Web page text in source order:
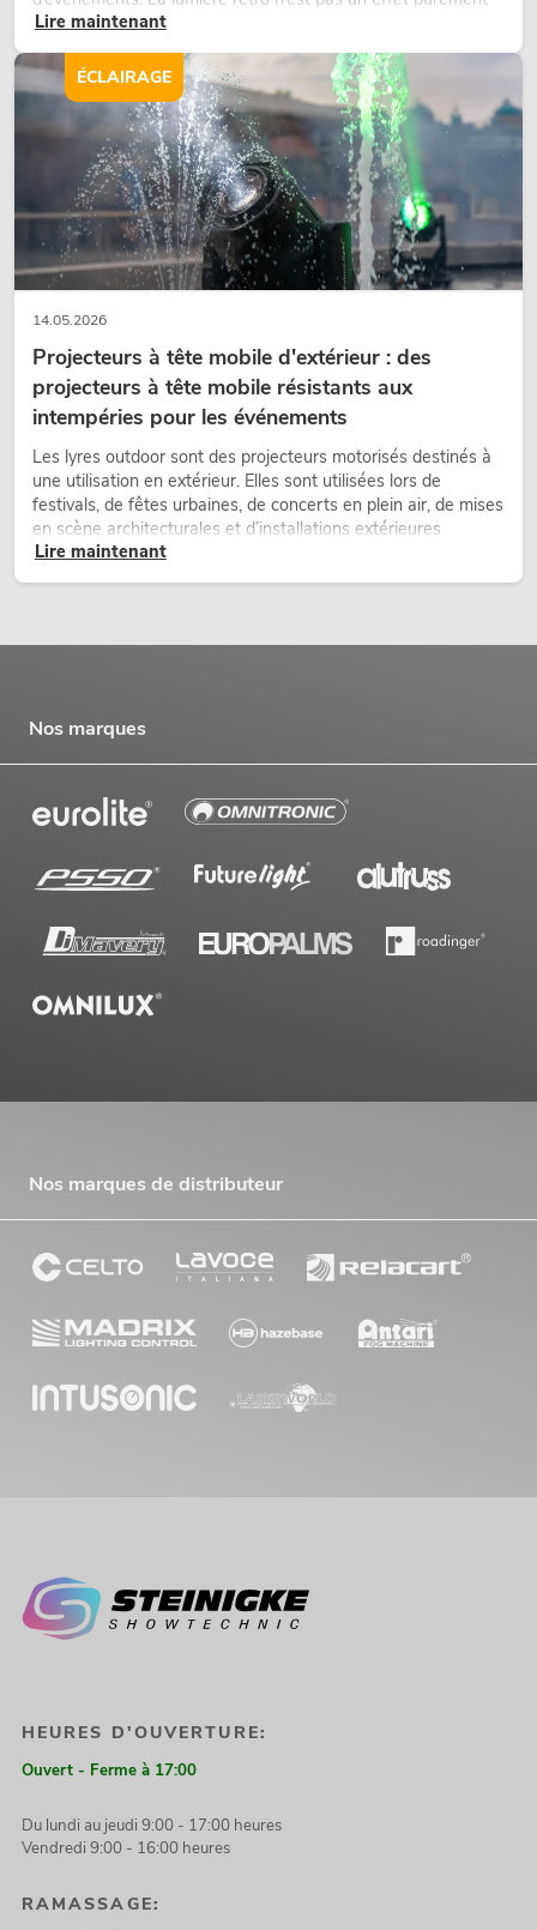
nostalgique, mais un outil de conception utilisé de manière
scènes et peut rendre les configurations LED techniques plus
émotionnelles.
Lire maintenant
14.05.2026
Projecteurs à tête mobile d'extérieur : des
projecteurs à tête mobile résistants aux
intempéries pour les événements
Les lyres outdoor sont des projecteurs motorisés destinés à
une utilisation en extérieur. Elles sont utilisées lors de
festivals, de fêtes urbaines, de concerts en plein air, de mises
en scène architecturales et d’installations extérieures
temporaires.
Lire maintenant
ÉCLAIRAGE
Nos marques
Nos marques de distributeur
HEURES D'OUVERTURE:
Ouvert - Ferme à 17:00
Du lundi au jeudi 9:00 - 17:00 heures
Vendredi 9:00 - 16:00 heures
RAMASSAGE: